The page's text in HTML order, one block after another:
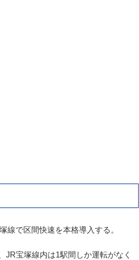
線で区間快速を本格導入する。
宝塚線内は1駅間しか運転がなく